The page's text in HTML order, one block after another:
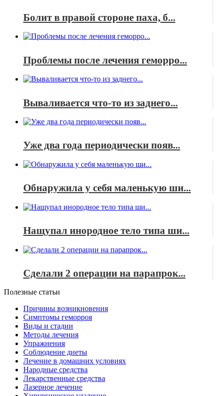
Болит в правой стороне паха, б...
Проблемы после лечения геморро...
Вываливается что-то из заднего...
Уже два года периодически появ...
Обнаружила у себя маленькую ши...
Нащупал инородное тело типа ши...
Сделали 2 операции на парапрок...
Полезные статьи
Причины возникновения
Симптомы геморроя
Виды и стадии
Методы лечения
Упражнения
Соблюдение диеты
Лечение в домашних условиях
Народные средства
Лекарственные средства
Лазерное лечение